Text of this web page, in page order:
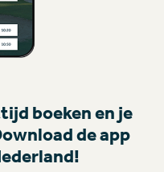
boeken en je
de app